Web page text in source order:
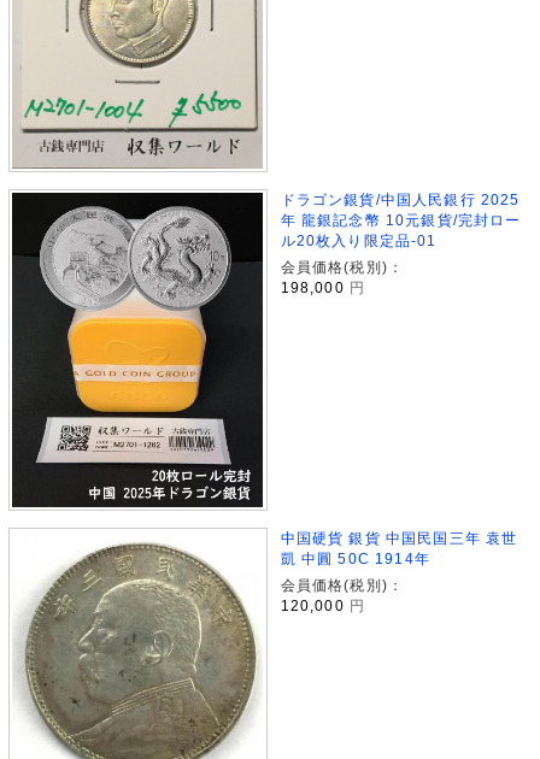
ドラゴン銀貨/中国人民銀行 2025
年 龍銀記念幣 10元銀貨/完封ロー
ル20枚入り限定品-01
会員価格(税別)：
198,000 円
中国硬貨 銀貨 中国民国三年 袁世
凱 中圓 50C 1914年
会員価格(税別)：
120,000 円